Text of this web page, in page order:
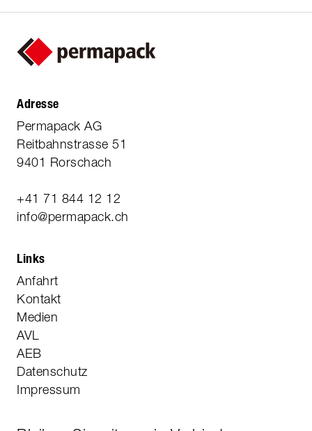
Adresse
Permapack AG
Reitbahnstrasse 51
9401 Rorschach
+41 71 844 12 12
info@permapack.ch
Links
Anfahrt
Kontakt
Medien
AVL
AEB
Datenschutz
Impressum